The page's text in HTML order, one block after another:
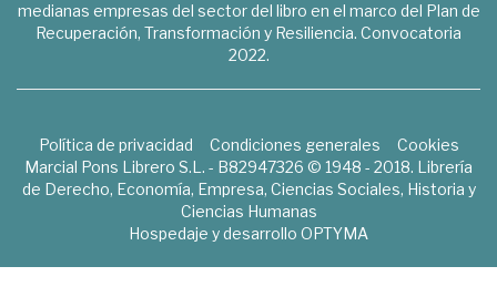
medianas empresas del sector del libro en el marco del Plan de
Recuperación, Transformación y Resiliencia. Convocatoria
2022.
Política de privacidad Condiciones generales
Cookies
Marcial Pons Librero S.L. - B82947326 © 1948 - 2018. Librería
de Derecho, Economía, Empresa, Ciencias Sociales, Historia y
Ciencias Humanas
Hospedaje y desarrollo OPTYMA